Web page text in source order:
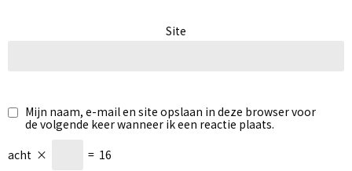
Site
Mijn naam, e-mail en site opslaan in deze browser voor
de volgende keer wanneer ik een reactie plaats.
acht × = 16